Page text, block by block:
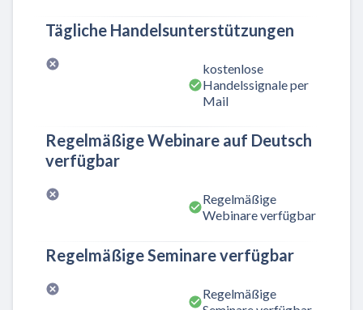
Tägliche Handelsunterstützungen
kostenlose
Handelssignale per
Mail
Regelmäßige Webinare auf Deutsch
verfügbar
Regelmäßige
Webinare verfügbar
Regelmäßige Seminare verfügbar
Regelmäßige